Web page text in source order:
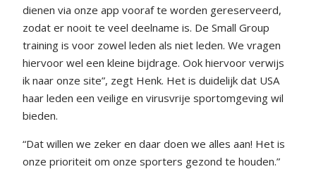
dienen via onze app vooraf te worden gereserveerd,
zodat er nooit te veel deelname is. De Small Group
training is voor zowel leden als niet leden. We vragen
hiervoor wel een kleine bijdrage. Ook hiervoor verwijs
ik naar onze site”, zegt Henk. Het is duidelijk dat USA
haar leden een veilige en virusvrije sportomgeving wil
bieden.
“Dat willen we zeker en daar doen we alles aan! Het is
onze prioriteit om onze sporters gezond te houden.”